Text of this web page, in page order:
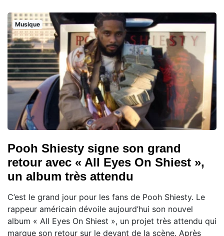
Musique
Pooh Shiesty signe son grand
retour avec « All Eyes On Shiest »,
un album très attendu
C’est le grand jour pour les fans de Pooh Shiesty. Le
rappeur américain dévoile aujourd’hui son nouvel
album « All Eyes On Shiest », un projet très attendu qui
marque son retour sur le devant de la scène. Après